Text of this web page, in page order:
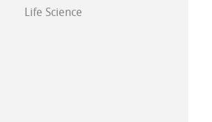
Life Science